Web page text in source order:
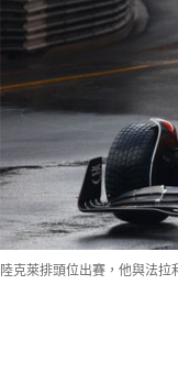
陸克萊排頭位出賽，他與法拉